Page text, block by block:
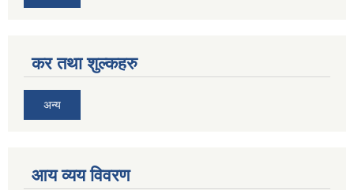
कर तथा शुल्कहरु
अन्य
आय व्यय विवरण